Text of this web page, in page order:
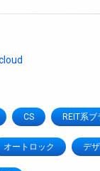
CS REIT系
オートロック デ